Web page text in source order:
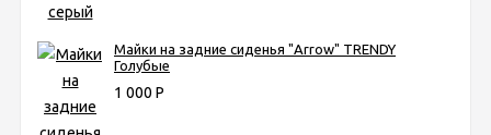
Майки на задние сиденья "Arrow" TRENDY
Голубые
1 000 Р